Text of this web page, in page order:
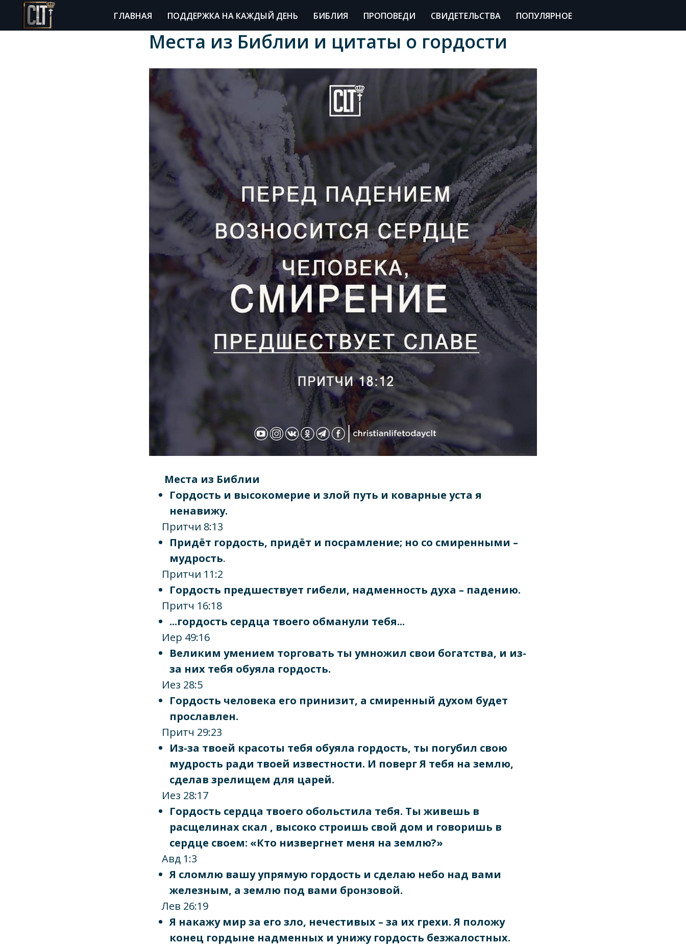
ГЛАВНАЯ ПОДДЕРЖКА НА КАЖДЫЙ ДЕНЬ БИБЛИЯ ПРОПОВЕДИ СВИДЕТЕЛЬСТВА ПОПУЛЯРНОЕ
Места из Библии и цитаты о гордости
Места из Библии
Гордость и высокомерие и злой путь и коварные уста я
ненавижу.
Притчи 8:13
Придёт гордость, придёт и посрамление; но со смиренными –
мудрость.
Притчи 11:2
Гордость предшествует гибели, надменность духа – падению.
Притч 16:18
...гордость сердца твоего обманули тебя...
Иер 49:16
Великим умением торговать ты умножил свои богатства, и из-
за них тебя обуяла гордость.
Иез 28:5
Гордость человека его принизит, а смиренный духом будет
прославлен.
Притч 29:23
Из-за твоей красоты тебя обуяла гордость, ты погубил свою
мудрость ради твоей известности. И поверг Я тебя на землю,
сделав зрелищем для царей.
Иез 28:17
Гордость сердца твоего обольстила тебя. Ты живешь в
расщелинах скал , высоко строишь свой дом и говоришь в
сердце своем: «Кто низвергнет меня на землю?»
Авд 1:3
Я сломлю вашу упрямую гордость и сделаю небо над вами
железным, а землю под вами бронзовой.
Лев 26:19
Я накажу мир за его зло, нечестивых – за их грехи. Я положу
конец гордыне надменных и унижу гордость безжалостных.